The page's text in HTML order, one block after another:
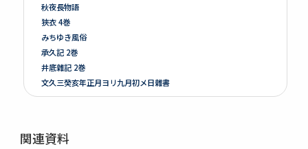
秋夜長物語
狹衣 4巻
みちゆき風俗
承久記 2巻
井底雜記 2巻
文久三癸亥年正月ヨリ九月初メ日雜書
遍照發揮性靈集 10巻
天地萬物造化論
関連資料